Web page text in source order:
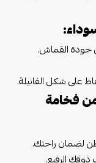
جودة القماش.
على شكل الفانيلة.
فخامة
لضمان راحتك.
الرفيع.